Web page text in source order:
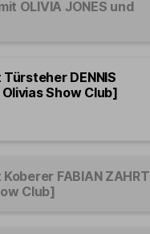
OLIVIA JONES und
DENNIS
Show Club]
FABIAN ZAHRT
Club]